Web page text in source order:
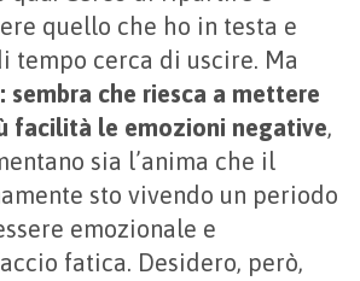
quello che ho in testa e
tempo cerca di uscire. Ma
sembra che riesca a mettere
facilità le emozioni negative,
sia l’anima che il
sto vivendo un periodo
emozionale e
fatica. Desidero, però,